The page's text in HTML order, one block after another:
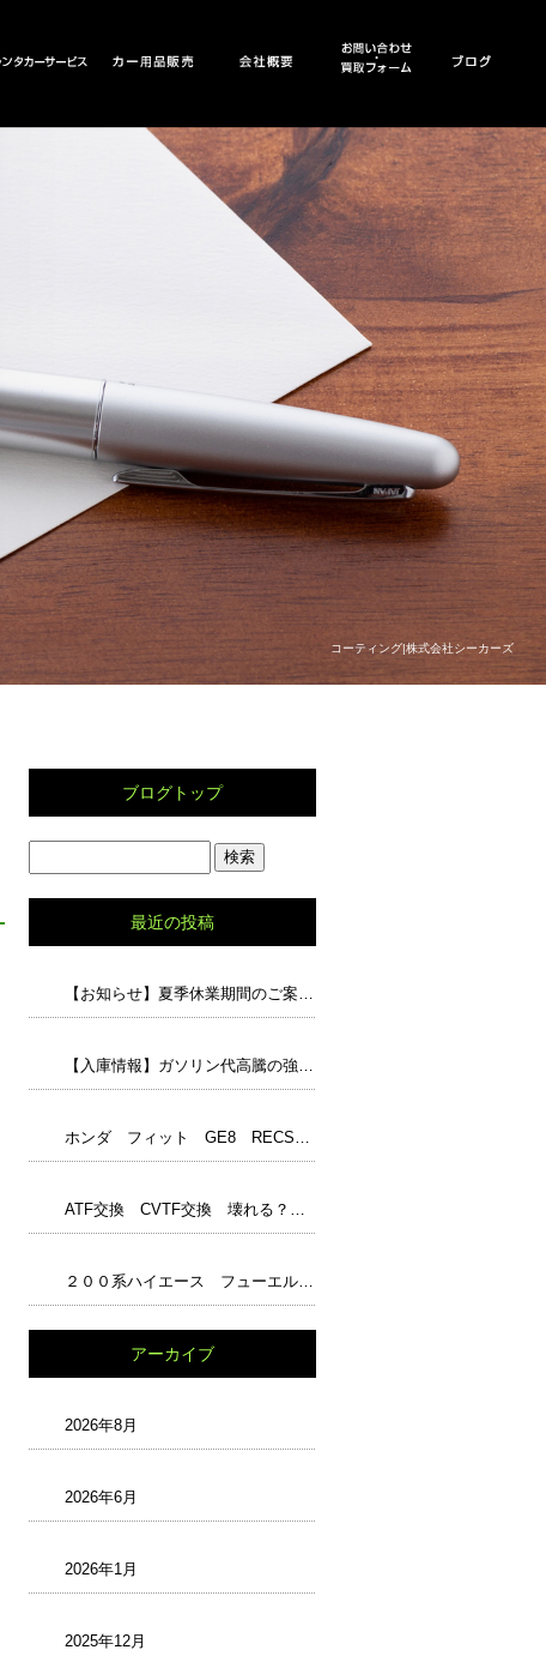
コーティング|株式会社シーカーズ
ブログトップ
最近の投稿
【お知らせ】夏季休業期間のご案内と、猛暑の中でのドライブで気をつけたいポイント
【入庫情報】ガソリン代高騰の強い味方！走行5.8万キロの「アルト エコS」が入荷しました！
ホンダ フィット GE8 RECS フューエル１ジャンボ アンチエイジングオイル エンジンパワーシールド レックス ワコーズ WAKO‘S
ATF交換 CVTF交換 壊れる？ 嘘？本当？ トルコン太郎完璧？ 最強？ 正しい知識と解説 過走行
２００系ハイエース フューエルフィルター交換 チェックランプ
アーカイブ
2026年8月
2026年6月
2026年1月
2025年12月